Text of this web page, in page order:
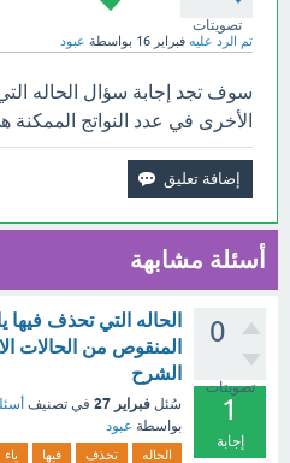
تصويتات
تم الرد عليه فبراير 16 بواسطة عبود
سوف تجد إجابة سؤال الحاله
الأخرى في عدد النواتج الممكنة
أسئلة مشابهة
0
تصويتات
1
إجابة
الحاله التي تحذف فيها
المنقوص من الحالات
الشرح
سُئل فبراير 27 في تصنيف
بواسطة عبود
الحاله تحذف فيها ياء